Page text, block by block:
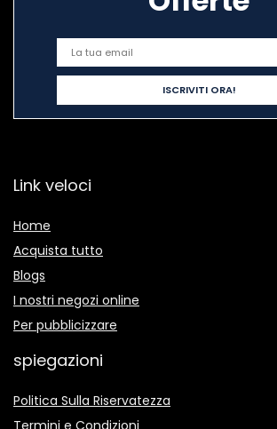
Link veloci
Home
Acquista tutto
Blogs
I nostri negozi online
Per pubblicizzare
spiegazioni
Politica Sulla Riservatezza